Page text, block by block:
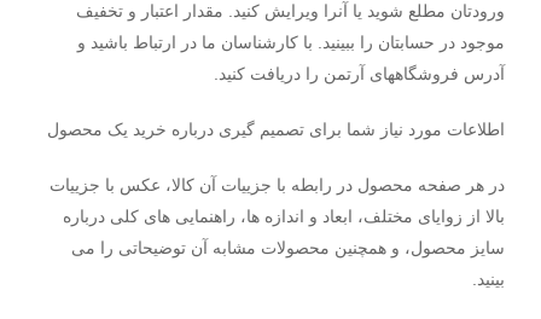
ورودتان مطلع شوید یا آنرا ویرایش کنید. مقدار اعتبار و تخفیف
موجود در حسابتان را ببینید. با کارشناسان ما در ارتباط باشید و
آدرس فروشگاههای آرتمن را دریافت کنید.
اطلاعات مورد نیاز شما برای تصمیم گیری درباره خرید یک محصول
در هر صفحه محصول در رابطه با جزییات آن کالا، عکس با جزییات
بالا از زوایای مختلف، ابعاد و اندازه ها، راهنمایی های کلی درباره
سایز محصول، و همچنین محصولات مشابه آن توضیحاتی را می
بینید.